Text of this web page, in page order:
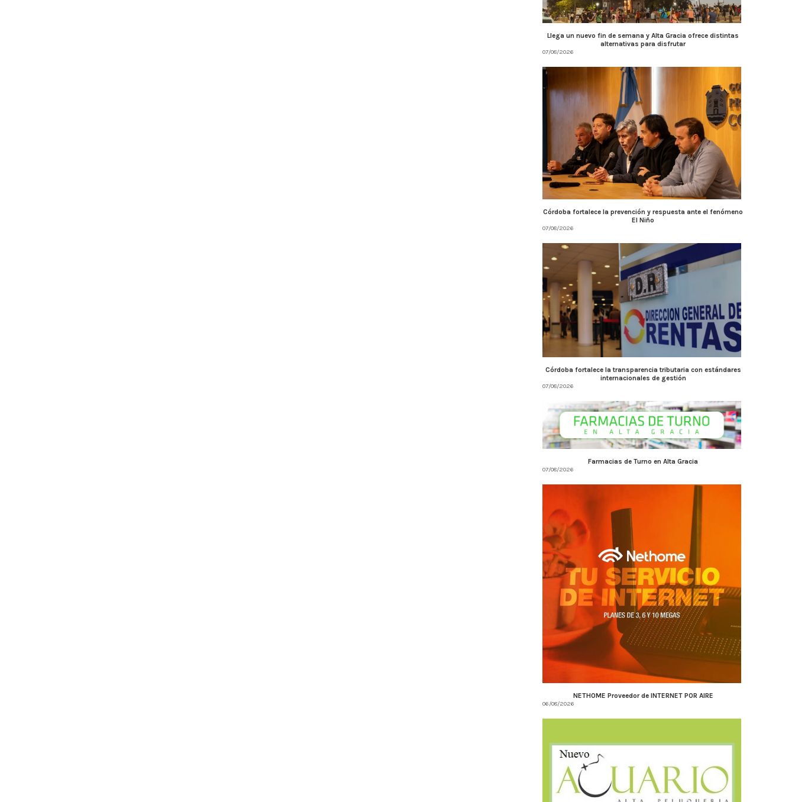
Llega un nuevo fin de semana y Alta Gracia ofrece distintas
alternativas para disfrutar
07/08/2026
Córdoba fortalece la prevención y respuesta ante el fenómeno
El Niño
07/08/2026
Córdoba fortalece la transparencia tributaria con estándares
internacionales de gestión
07/08/2026
Farmacias de Turno en Alta Gracia
07/08/2026
NETHOME Proveedor de INTERNET POR AIRE
06/08/2026